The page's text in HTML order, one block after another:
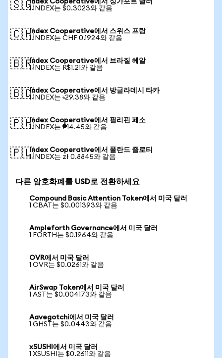
🇸🇬Index Cooperative에서 싱가포르 달러
1 INDEX는 $0.3023와 같음
🇨🇭Index Cooperative에서 스위스 프랑
1 INDEX는 CHF 0.1924와 같음
🇧🇷Index Cooperative에서 브라질 헤알
1 INDEX는 R$1.21와 같음
🇧🇩Index Cooperative에서 방글라데시 타카
1 INDEX는 ৳29.38와 같음
🇵🇭Index Cooperative에서 필리핀 페소
1 INDEX는 ₱14.45와 같음
🇵🇱Index Cooperative에서 폴란드 즐로티
1 INDEX는 zł 0.8845와 같음
다른 암호화폐를 USD로 전환하세요
Compound Basic Attention Token에서 미국 달러
1 CBAT는 $0.001393와 같음
Ampleforth Governance에서 미국 달러
1 FORTH는 $0.1964와 같음
OVR에서 미국 달러
1 OVR는 $0.0261와 같음
AirSwap Token에서 미국 달러
1 AST는 $0.004173와 같음
Aavegotchi에서 미국 달러
1 GHST는 $0.0443와 같음
xSUSHI에서 미국 달러
1 XSUSHI는 $0.2611와 같음